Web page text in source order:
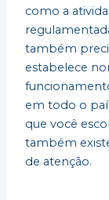
como a
também
estabelece
em todo o
que você
também
de atenção.